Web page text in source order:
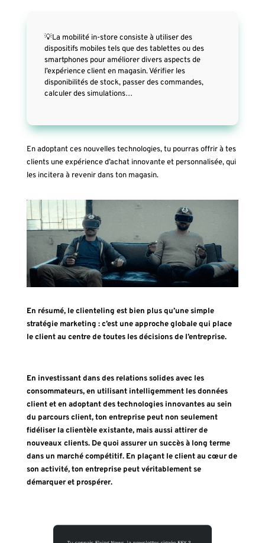
💡La mobilité in-store consiste à utiliser des
dispositifs mobiles tels que des tablettes ou des
smartphones pour améliorer divers aspects de
l’expérience client en magasin. Vérifier les
disponibilités de stock, passer des commandes,
calculer des simulations…
En adoptant ces nouvelles technologies, tu pourras offrir à tes
clients une expérience d’achat innovante et personnalisée, qui
les incitera à revenir dans ton magasin.
En résumé, le clienteling est bien plus qu’une simple
stratégie marketing : c’est une approche globale qui place
le client au centre de toutes les décisions de l’entreprise.
En investissant dans des relations solides avec les
consommateurs, en utilisant intelligemment les données
client et en adoptant des technologies innovantes au sein
du parcours client, ton entreprise peut non seulement
fidéliser la clientèle existante, mais aussi attirer de
nouveaux clients. De quoi assurer un succès à long terme
dans un marché compétitif. En plaçant le client au cœur de
son activité, ton entreprise peut véritablement se
démarquer et prospérer.